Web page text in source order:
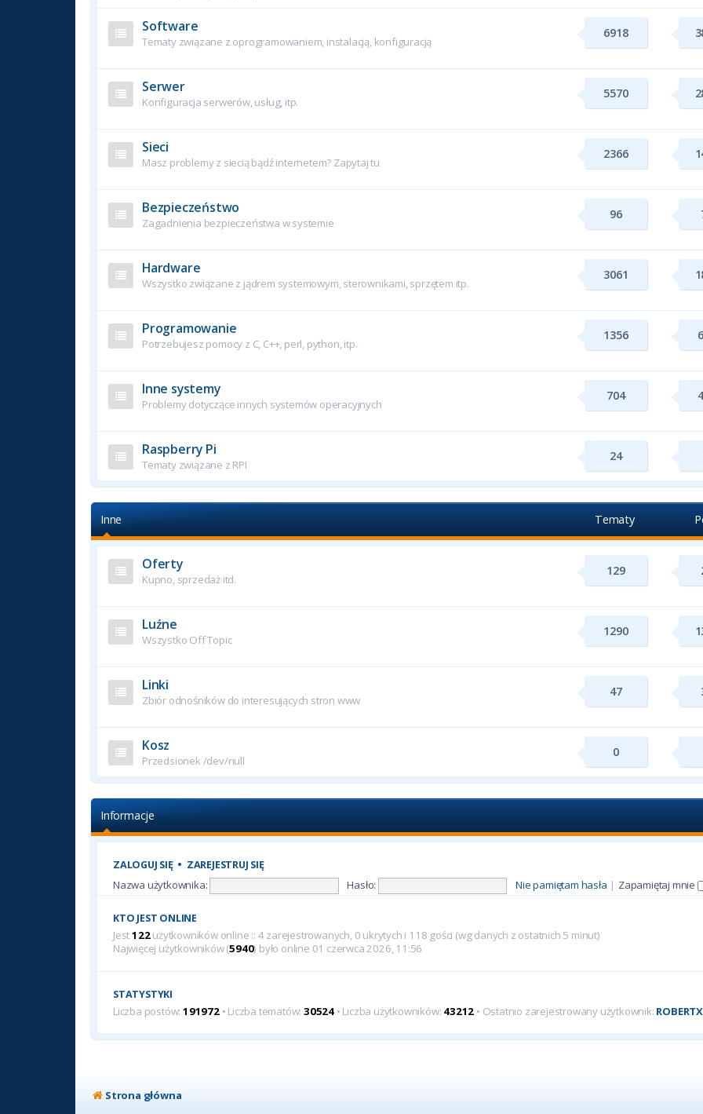
Software
Tematy związane z oprogramowaniem, instalacją, konfiguracją
6918
Serwer
Konfiguracja serwerów, usług, itp.
5570
Sieci
Masz problemy z siecią bądź internetem? Zapytaj tu
2366
Bezpieczeństwo
Zagadnienia bezpieczeństwa w systemie
96
Hardware
Wszystko związane z jądrem systemowym, sterownikami, sprzętem itp.
3061
Programowanie
Potrzebujesz pomocy z C, C++, perl, python, itp.
1356
Inne systemy
Problemy dotyczące innych systemów operacyjnych
704
Raspberry Pi
Tematy związane z RPI
24
Inne Tematy
Oferty
Kupno, sprzedaż itd.
129
Luźne
Wszystko Off Topic
1290
Linki
Zbiór odnośników do interesujących stron www
47
Kosz
Przedsionek /dev/null
0
Informacje
ZALOGUJ SIĘ• ZAREJESTRUJ SIĘ
Nazwa użytkownika: Hasło: Nie pamiętam hasła | Zapamiętaj mnie
KTO JEST ONLINE
Jest122użytkowników online :: 4 zarejestrowanych, 0 ukrytych i 118 gości (wg danych z ostatnich 5 minut)
Najwięcej użytkowników (5940) było online 01 czerwca 2026, 11:56
STATYSTYKI
Liczba postów: 191972• Liczba tematów:30524 • Liczba użytkowników: 43212 • Ostatnio zarejestrowany użytkownik: ROBERTX
Strona główna